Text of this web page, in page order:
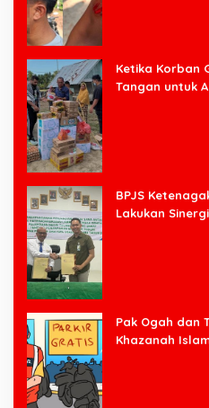
Ketika Korban
Tangan untuk
BPJS
Lakukan
Pak Ogah dan
Khazanah